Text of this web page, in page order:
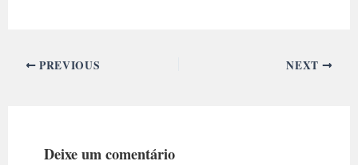
PREVIOUS NEXT
Deixe um comentário